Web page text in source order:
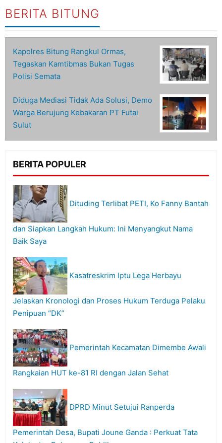
BERITA BITUNG
Kapolres Bitung Rangkul Ormas,
Tegaskan Kamtibmas Bukan Tugas
Polisi Semata
Diduga Mediasi Tidak Ada Solusi, Demo
Warga Berujung Kebakaran PT Futai
Sulut
BERITA POPULER
Dituding Terlibat PETI, Ko Fanny Bantah
dan Siapkan Langkah Hukum: Ini Menyangkut Nama
Baik Saya
Kasatreskrim Iptu Lega Herbayu
Jelaskan Kronologi dan Proses Hukum Terduga Pelaku
Penipuan “DK”
Pemerintah Kecamatan Dimembe Awali
Rangkaian HUT ke-81 RI dengan Jalan Sehat
DPRD Minut Setujui Ranperda
Pemerintah Desa, Bupati Joune Ganda : Perkuat Tata